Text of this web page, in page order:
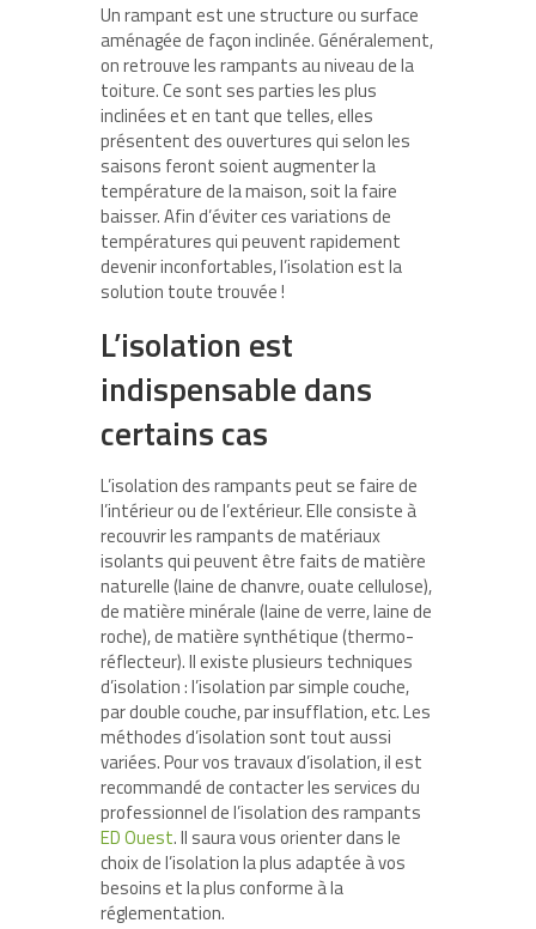
Un rampant est une structure ou surface
aménagée de façon inclinée. Généralement,
on retrouve les rampants au niveau de la
toiture. Ce sont ses parties les plus
inclinées et en tant que telles, elles
présentent des ouvertures qui selon les
saisons feront soient augmenter la
température de la maison, soit la faire
baisser. Afin d’éviter ces variations de
températures qui peuvent rapidement
devenir inconfortables, l’isolation est la
solution toute trouvée !
L’isolation est
indispensable dans
certains cas
L’isolation des rampants peut se faire de
l’intérieur ou de l’extérieur. Elle consiste à
recouvrir les rampants de matériaux
isolants qui peuvent être faits de matière
naturelle (laine de chanvre, ouate cellulose),
de matière minérale (laine de verre, laine de
roche), de matière synthétique (thermo-
réflecteur). Il existe plusieurs techniques
d’isolation : l’isolation par simple couche,
par double couche, par insufflation, etc. Les
méthodes d’isolation sont tout aussi
variées. Pour vos travaux d’isolation, il est
recommandé de contacter les services du
professionnel de l’isolation des rampants
ED Ouest.Il saura vous orienter dans le
choix de l’isolation la plus adaptée à vos
besoins et la plus conforme à la
réglementation.